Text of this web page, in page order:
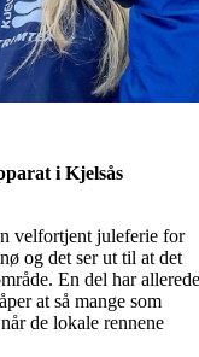
i Kjelsås
velfortjent juleferie for
og det ser ut til at det
En del har allerede
at så mange som
de lokale rennene